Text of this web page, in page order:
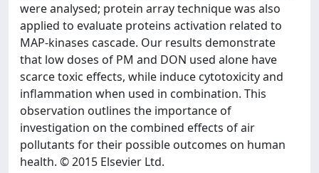
were analysed; protein array technique was also
applied to evaluate proteins activation related to
MAP-kinases cascade. Our results demonstrate
that low doses of PM and DON used alone have
scarce toxic effects, while induce cytotoxicity and
inflammation when used in combination. This
observation outlines the importance of
investigation on the combined effects of air
pollutants for their possible outcomes on human
health. © 2015 Elsevier Ltd.